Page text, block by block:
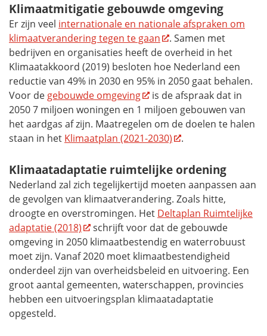
Klimaatmitigatie gebouwde omgeving
Er zijn veel internationale en nationale afspraken om
klimaatverandering tegen te gaan
. Samen met
bedrijven en organisaties heeft de overheid in het
Klimaatakkoord (2019) besloten hoe Nederland een
reductie van 49% in 2030 en 95% in 2050 gaat behalen.
Voor de gebouwde omgeving
is de afspraak dat in
2050 7 miljoen woningen en 1 miljoen gebouwen van
het aardgas af zijn. Maatregelen om de doelen te halen
staan in het Klimaatplan (2021-2030) .
Klimaatadaptatie ruimtelijke ordening
Nederland zal zich tegelijkertijd moeten aanpassen aan
de gevolgen van klimaatverandering. Zoals hitte,
droogte en overstromingen. Het Deltaplan Ruimtelijke
adaptatie (2018)
schrijft voor dat de gebouwde
omgeving in 2050 klimaatbestendig en waterrobuust
moet zijn. Vanaf 2020 moet klimaatbestendigheid
onderdeel zijn van overheidsbeleid en uitvoering. Een
groot aantal gemeenten, waterschappen, provincies
hebben een uitvoeringsplan klimaatadaptatie
opgesteld.